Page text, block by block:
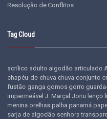
Resolução de Conflitos
Tag Cloud
acrílico adulto algodão articulado
chapéu-de-chuva chuva conjunto
fustão ganga gomos gorro
impermeável J. Marçal Jonu lenço
menina orelhas palha panamá
sarja de algodão senhora